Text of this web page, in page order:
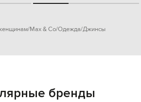
Max & Co Одежда Джинсы
бренды